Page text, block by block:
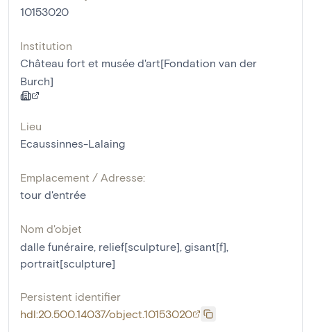
10153020
Institution
Château fort et musée d'art[Fondation van der
Burch]
Lieu
Ecaussinnes-Lalaing
Emplacement / Adresse:
tour d'entrée
Nom d'objet
dalle funéraire, relief[sculpture], gisant[f],
portrait[sculpture]
Persistent identifier
hdl:20.500.14037/object.10153020